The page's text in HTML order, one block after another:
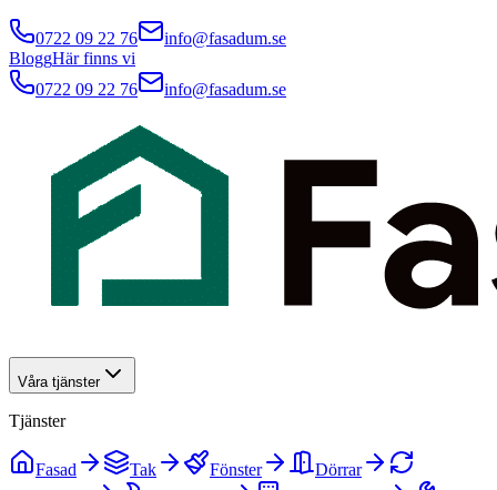
0722 09 22 76
info@fasadum.se
BloggHär finns vi
0722 09 22 76
info@fasadum.se
Våra tjänster
Tjänster
Fasad Tak Fönster
Dörrar